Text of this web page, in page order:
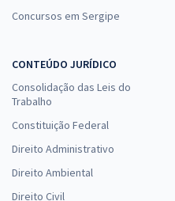
Concursos em Sergipe
CONTEÚDO JURÍDICO
Consolidação das Leis do
Trabalho
Constituição Federal
Direito Administrativo
Direito Ambiental
Direito Civil